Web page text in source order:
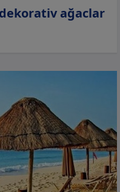
ağaclar